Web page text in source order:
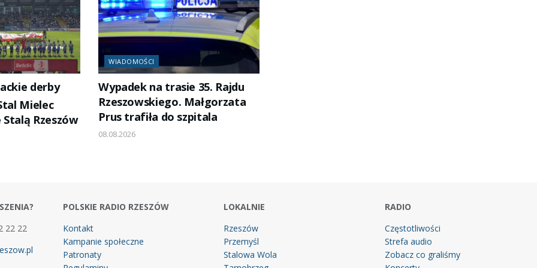
derby
Mielec
Rzeszów
WIADOMOŚCI
Wypadek na trasie 35. Rajdu
Rzeszowskiego. Małgorzata
Prus trafiła do szpitala
08.08.2026
22 22
POLSKIE RADIO RZESZÓW
Kontakt
Kampanie społeczne
Patronaty
LOKALNIE
Rzeszów
Przemyśl
Stalowa Wola
RADIO
Częstotliwości
Strefa audio
Zobacz co graliśmy